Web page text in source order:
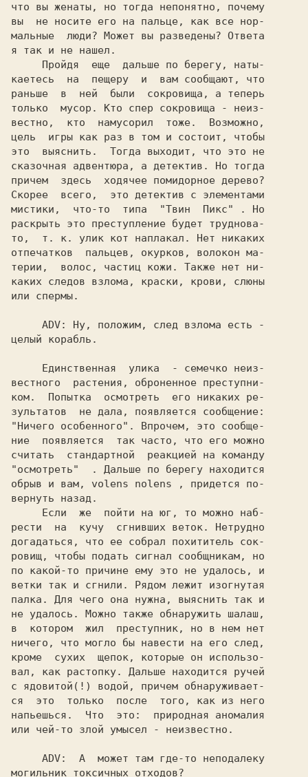
что вы женаты, но тогда непонятно, почему
вы  не носите его на пальце, как все нор-
мальные  люди? Может вы разведены? Ответа
я так и не нашел.
каетесь  на  пещеру  и  вам сообщают, что
раньше  в  ней  были  сокровища, а теперь
только  мусор. Кто спер сокровища - неиз-
вестно,  кто  намусорил  тоже.  Возможно,
цель  игры как раз в том и состоит, чтобы
это  выяснить.  Тогда выходит, что это не
сказочная адвентюра, а детектив. Но тогда
причем  здесь  ходячее помидорное дерево?
Скорее  всего,  это детектив с элементами
мистики,  что-то  типа
"Твин  Пикс"
. Но
раскрыть это преступление будет труднова-
то,  т. к. улик кот наплакал. Нет никаких
отпечатков  пальцев, окурков, волокон ма-
терии,  волос, частиц кожи. Также нет ни-
каких следов взлома, краски, крови, слюны
или спермы.
ADV: Ну, положим, след взлома есть -
целый корабль.
вестного  растения, оброненное преступни-
ком.  Попытка  осмотреть  его никаких ре-
"Ничего особенного". Впрочем, это сообще-
ние  появляется  так часто, что его можно
"осмотреть"
. Дальше по берегу находится
обрыв и вам, volens nolens , придется по-
вернуть назад.
рести  на  кучу  сгнивших веток. Нетрудно
догадаться, что ее собрал похититель сок-
ровищ, чтобы подать сигнал сообщникам, но
по какой-то причине ему это не удалось, и
ветки так и сгнили. Рядом лежит изогнутая
палка. Для чего она нужна, выяснить так и
не удалось. Можно также обнаружить шалаш,
в  котором  жил  преступник, но в нем нет
ничего, что могло бы навести на его след,
кроме  сухих  щепок, которые он использо-
вал, как растопку. Дальше находится ручей
с ядовитой(!) водой, причем обнаруживает-
ся  это  только  после  того, как из него
напьешься.  Что  это:  природная аномалия
или чей-то злой умысел - неизвестно.
ADV: А  может там где-то неподалеку
могильник токсичных отходов?